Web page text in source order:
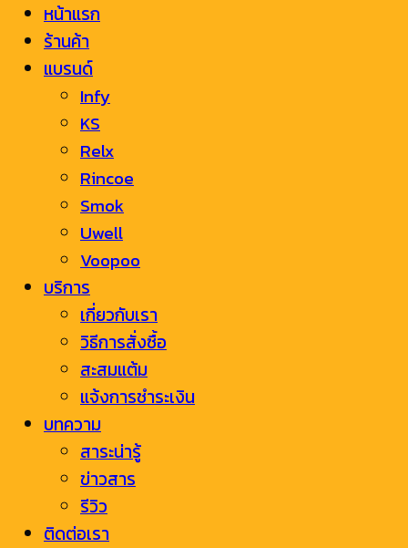
หน้าแรก
ร้านค้า
แบรนด์
Infy
KS
Relx
Rincoe
Smok
Uwell
Voopoo
บริการ
เกี่ยวกับเรา
วิธีการสั่งซื้อ
สะสมแต้ม
แจ้งการชำระเงิน
บทความ
สาระน่ารู้
ข่าวสาร
รีวิว
ติดต่อเรา